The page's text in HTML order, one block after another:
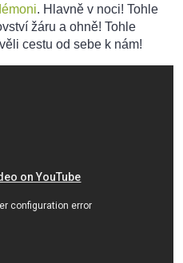
. Hlavně v noci! Tohle
žáru a ohně! Tohle
cestu od sebe k nám!